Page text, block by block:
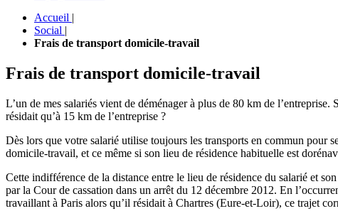
Accueil |
Social |
Frais de transport domicile-travail
Frais de transport domicile-travail
L’un de mes salariés vient de déménager à plus de 80 km de
résidait qu’à 15 km de l’entreprise ?
Dès lors que votre salarié utilise toujours les transports en commun pour
domicile-travail, et ce même si son lieu de résidence habituelle est
Cette indifférence de la distance entre le lieu de résidence du salarié et
par la Cour de cassation dans un arrêt du 12 décembre 2012. En
travaillant à Paris alors qu’il résidait à Chartres (Eure-et-Loir), ce trajet